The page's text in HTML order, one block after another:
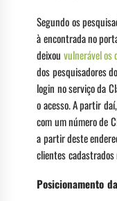
Segundo os
à encontrada no
deixou vulnerável os
dos pesquisadores
login no serviço da
o acesso. A partir
com um número de
a partir deste
clientes cadastrados
Posicionamento